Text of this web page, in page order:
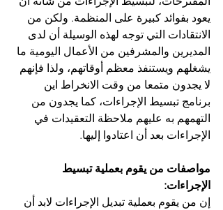
يعود بفوائد كبيرة على المنظمة. ولكن من
الانتقادات التي توجه لهذه الوسيلة أن لدى
المديرين والمشرفين من الأعمال اليومية ما
يشغلهم ويستنفذ معظم أوقاتهم، ولذا فإنهم
لا يجدون متمعا من وقت الانخراط این
برنامج تبسيط الإجراءات، كما يجدون من
التهمهم به عليهم ملاحظة التعقيدات في
الإجراءات بعد أن اعتادوا إليها.
مواصفات من يقوم بعملية تبسيط
الإجراءات:
إن من يقوم بعملية تبديل الإجراءات لابد أن